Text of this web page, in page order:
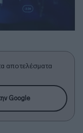
αποτελέσματα
Google